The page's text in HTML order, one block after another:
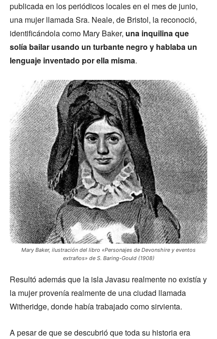
publicada en los periódicos locales en el mes de junio,
una mujer llamada Sra. Neale, de Bristol, la reconoció,
identificándola como Mary Baker, una inquilina que
solía bailar usando un turbante negro y hablaba un
lenguaje inventado por ella misma.
Mary Baker, ilustración del libro «Personajes de Devonshire y eventos
extraños» de S. Baring-Gould (1908)
Resultó además que la isla Javasu realmente no existía y
la mujer provenía realmente de una ciudad llamada
Witheridge, donde había trabajado como sirvienta.
A pesar de que se descubrió que toda su historia era